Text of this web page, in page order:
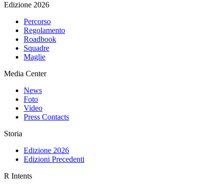
Edizione 2026
Percorso
Regolamento
Roadbook
Squadre
Maglie
Media Center
News
Foto
Video
Press Contacts
Storia
Edizione 2026
Edizioni Precedenti
R Intents